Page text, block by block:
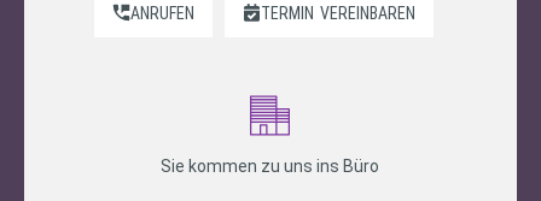
ANRUFEN TERMIN VEREINBAREN
Sie kommen zu uns ins Büro